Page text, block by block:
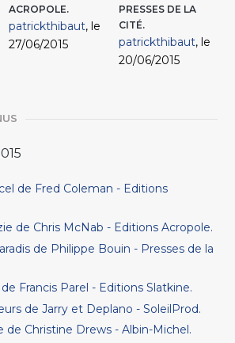
ACROPOLE.
patrickthibaut, le
27/06/2015
PRESSES DE LA
CITÉ.
patrickthibaut, le
20/06/2015
de Fred Coleman - Editions
de Chris McNab - Editions Acropole.
de Philippe Bouin - Presses de la
Francis Parel - Editions Slatkine.
de Jarry et Deplano - SoleilProd.
de Christine Drews - Albin-Michel.